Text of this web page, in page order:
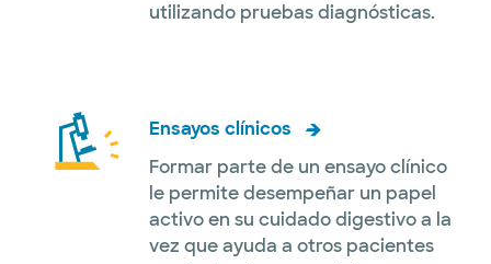
utilizando pruebas diagnósticas.
Ensayos clínicos
Formar parte de un ensayo clínico
le permite desempeñar un papel
activo en su cuidado digestivo a la
vez que ayuda a otros pacientes